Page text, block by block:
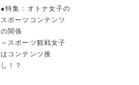
●特集：オトナ女子の
スポーツコンテンツ
の関係
～スポーツ観戦女子
はコンテンツ推
し！？